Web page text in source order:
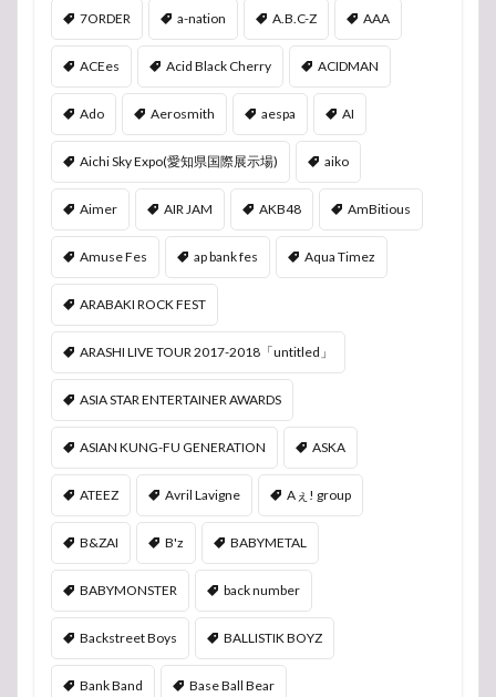
7ORDER a-nation A.B.C-Z AAA
ACEes Acid Black Cherry ACIDMAN
Ado Aerosmith aespa AI
Aichi Sky Expo(愛知県国際展示場) aiko
Aimer AIR JAM AKB48 AmBitious
Amuse Fes ap bank fes Aqua Timez
ARABAKI ROCK FEST
ARASHI LIVE TOUR 2017-2018「untitled」
ASIA STAR ENTERTAINER AWARDS
ASIAN KUNG-FU GENERATION ASKA
ATEEZ Avril Lavigne Aぇ! group
B&ZAI B'z BABYMETAL
BABYMONSTER back number
Backstreet Boys BALLISTIK BOYZ
Bank Band Base Ball Bear